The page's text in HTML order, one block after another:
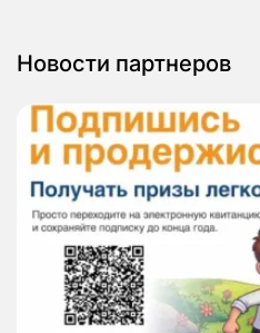
Новости партнеров